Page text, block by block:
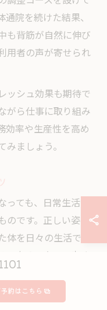
院を続けた結果、
も背筋が自然に伸び
用者の声が寄せられ
ッシュ効果も期待で
がら仕事に取り組み
効率や生産性を高め
ましょう。
ても、日常生活で
のです。正しい姿勢
を日々の生活で意
、座る・立つ・歩く
の高さや足の位置、
約はこちら